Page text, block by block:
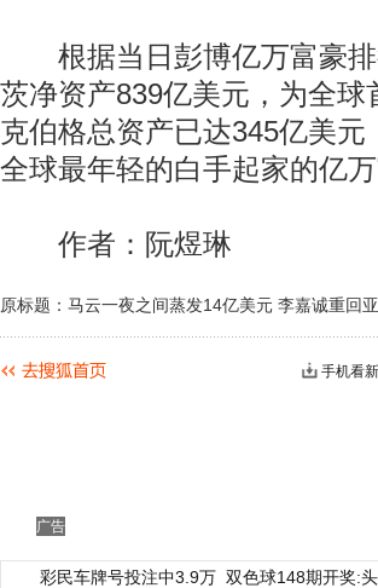
根据当日彭博亿万富豪排
茨净资产839亿美元，为全球
克伯格总资产已达345亿美
全球最年轻的白手起家的亿万
作者：阮煜琳
原标题：马云一夜之间蒸发14亿美元 李嘉诚重回
手机看
广告
彩民车牌号投注中3.9万 双色球148期开奖: